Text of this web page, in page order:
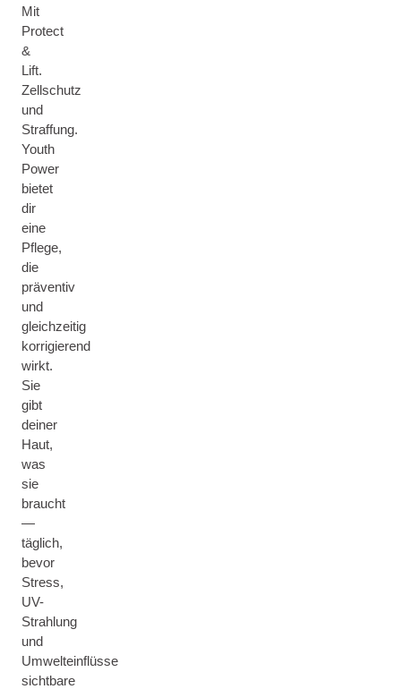
Mit
Protect
&
Lift.
Zellschutz
und
Straffung.
Youth
Power
bietet
dir
eine
Pflege,
die
präventiv
und
gleichzeitig
korrigierend
wirkt.
Sie
gibt
deiner
Haut,
was
sie
braucht
—
täglich,
bevor
Stress,
UV-
Strahlung
und
Umwelteinflüsse
sichtbare